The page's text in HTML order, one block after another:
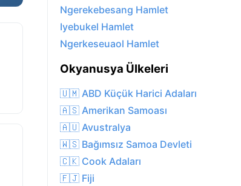
Ngerekebesang Hamlet
Iyebukel Hamlet
Ngerkeseuaol Hamlet
Okyanusya Ülkeleri
🇺🇲 ABD Küçük Harici Adaları
🇦🇸 Amerikan Samoası
🇦🇺 Avustralya
🇼🇸 Bağımsız Samoa Devleti
🇨🇰 Cook Adaları
🇫🇯 Fiji